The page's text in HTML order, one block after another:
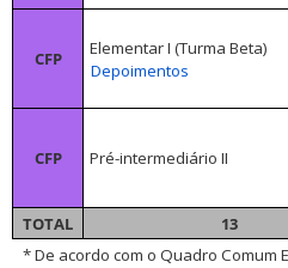
CFP
Elementar I (Turma Beta)
Depoimentos
CFP Pré-intermediário II
TOTAL 13
* De acordo com o Quadro Comum